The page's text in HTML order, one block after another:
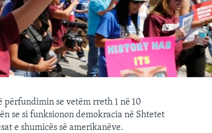
se vetëm rreth 1 në 10
se si funksionon demokracia në Shtetet
e shumicës së amerikanëve.